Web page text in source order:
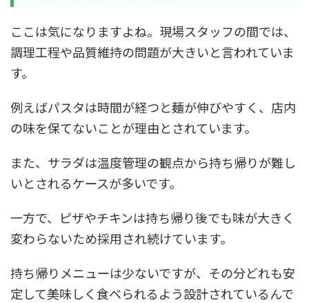
ここは気になりますよね。現場スタッフの間では、
調理工程や品質維持の問題が大きいと言われていま
す。
例えばパスタは時間が経つと麺が伸びやすく、店内
の味を保てないことが理由とされています。
また、サラダは温度管理の観点から持ち帰りが難し
いとされるケースが多いです。
一方で、ピザやチキンは持ち帰り後でも味が大きく
変わらないため採用され続けています。
持ち帰りメニューは少ないですが、その分どれも安
定して美味しく食べられるよう設計されているんで